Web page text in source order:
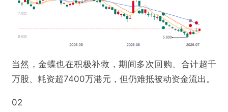
当然，金蝶也在积极补救，期间多次回购、合计超千
万股、耗资超7400万港元，但仍难抵被动资金流出。
02